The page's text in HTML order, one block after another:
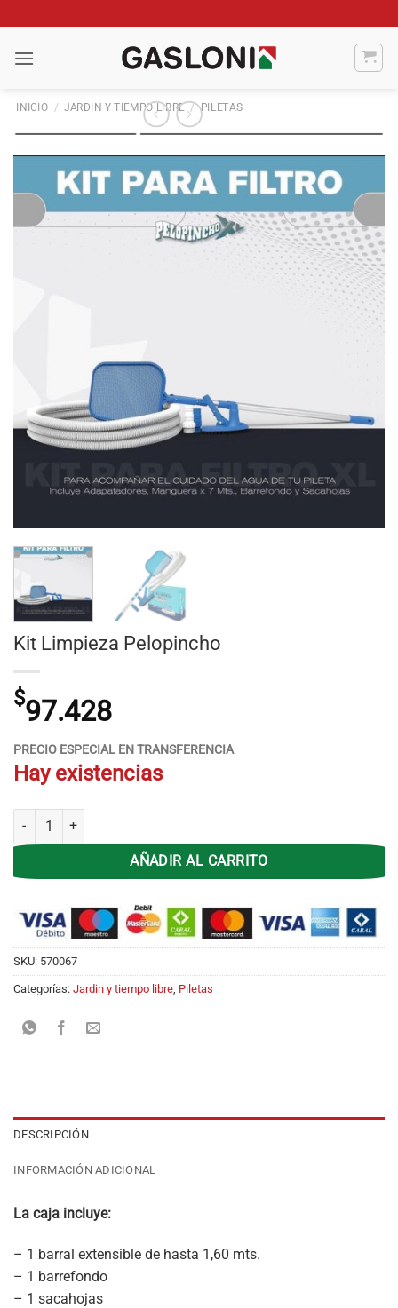
al
contenido
INICIO / JARDIN Y TIEMPO LIBRE / PILETAS
Kit Limpieza Pelopincho
$97.428
PRECIO ESPECIAL EN TRANSFERENCIA
Hay existencias
Kit Limpieza Pelopincho cantidad
AÑADIR AL CARRITO
SKU: 570067
Categorías: Jardin y tiempo libre, Piletas
DESCRIPCIÓN
INFORMACIÓN ADICIONAL
La caja incluye:
– 1 barral extensible de hasta 1,60 mts.
– 1 barrefondo
– 1 sacahojas